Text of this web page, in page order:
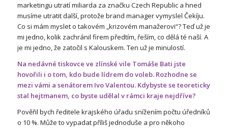
marketingu utratí miliarda za značku Czech Republic a hned
musíme utratit další, protože brand manager vymyslel Čekíju.
Co si mám myslet o takovém „krizovém manažerovi“? Teď už je
mi jedno, kolik zachránil firem předtím, řeším, co dělá té naší. A
je mi jedno, že zatočil s Kalouskem. Ten už je minulostí.
Na nedávné tiskovce ve zlínské vile Tomáše Bati jste
hovořili i o tom, kdo bude lídrem do voleb. Rozhodne se
mezi vámi a senátorem Ivo Valentou. Kdybyste se teoreticky
stal hejtmanem, co byste udělal v rámci kraje nejdříve?
Pověřil bych ředitele krajského úřadu snížením počtu úředníků
o 10 %. Může to vypadat příliš jednoduše a pro někoho